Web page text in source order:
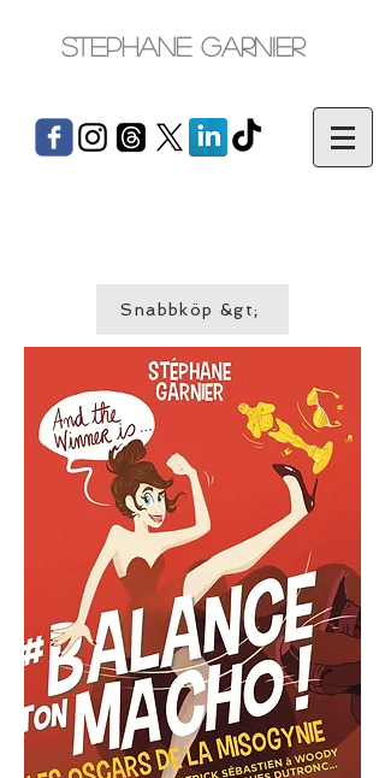
Stephane Garnier
Snabbköp &gt;